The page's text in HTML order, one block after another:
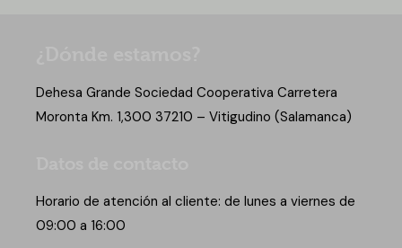
Dehesa Grande Sociedad Cooperativa Carretera
Moronta Km. 1,300 37210 – Vitigudino (Salamanca)
Horario de atención al cliente: de lunes a viernes de
09:00 a 16:00